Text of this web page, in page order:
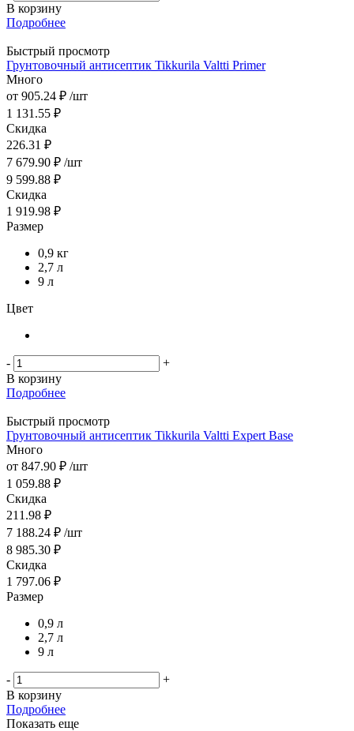
В корзину
Подробнее
Быстрый просмотр
Грунтовочный антисептик Tikkurila Valtti Primer
Много
от 905.24 ₽ /шт
1 131.55 ₽
Скидка
226.31 ₽
7 679.90 ₽ /шт
9 599.88 ₽
Скидка
1 919.98 ₽
Размер
0,9 кг
2,7 л
9 л
Цвет
-
+
В корзину
Подробнее
Быстрый просмотр
Грунтовочный антисептик Tikkurila Valtti Expert Base
Много
от 847.90 ₽ /шт
1 059.88 ₽
Скидка
211.98 ₽
7 188.24 ₽ /шт
8 985.30 ₽
Скидка
1 797.06 ₽
Размер
0,9 л
2,7 л
9 л
-
+
В корзину
Подробнее
Показать еще